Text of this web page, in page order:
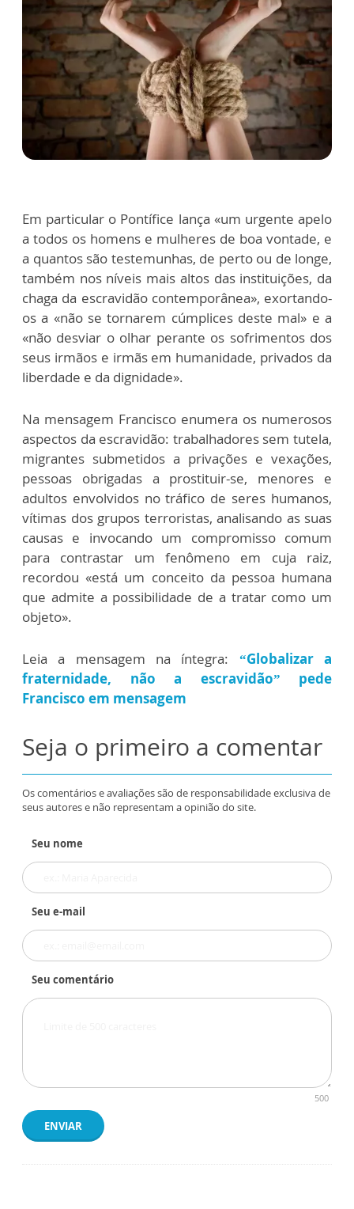
Em particular o Pontífice lança «um urgente apelo
a todos os homens e mulheres de boa vontade, e
a quantos são testemunhas, de perto ou de longe,
também nos níveis mais altos das instituições, da
chaga da escravidão contemporânea», exortando-
os a «não se tornarem cúmplices deste mal» e a
«não desviar o olhar perante os sofrimentos dos
seus irmãos e irmãs em humanidade, privados da
liberdade e da dignidade».
Na mensagem Francisco enumera os numerosos
aspectos da escravidão: trabalhadores sem tutela,
migrantes submetidos a privações e vexações,
pessoas obrigadas a prostituir-se, menores e
adultos envolvidos no tráfico de seres humanos,
vítimas dos grupos terroristas, analisando as suas
causas e invocando um compromisso comum
para contrastar um fenômeno em cuja raiz,
recordou «está um conceito da pessoa humana
que admite a possibilidade de a tratar como um
objeto».
Leia a mensagem na íntegra:
“Globalizar a
fraternidade, não a escravidão” pede
Francisco em mensagem
Seja o primeiro a comentar
Os comentários e avaliações são de responsabilidade exclusiva de
seus autores e não representam a opinião do site.
Seu nome
Seu e-mail
Seu comentário
500
ENVIAR